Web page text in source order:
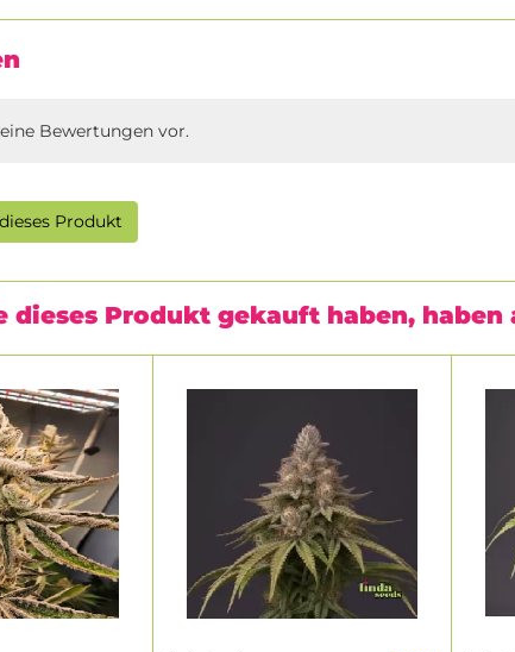
Bewertungen vor.
Produkt
dieses Produkt gekauft haben,